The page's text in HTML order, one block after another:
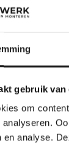
gebruik van
om
en analyse.